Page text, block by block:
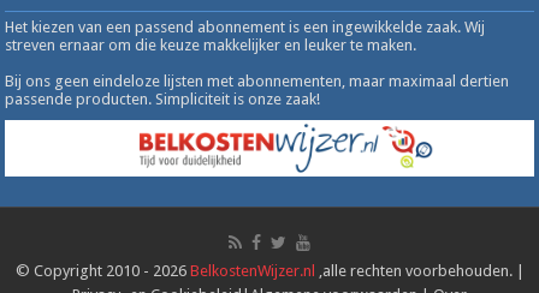
Het kiezen van een passend abonnement is een ingewikkelde zaak. Wij
streven ernaar om die keuze makkelijker en leuker te maken.
Bij ons geen eindeloze lijsten met abonnementen, maar maximaal dertien
passende producten. Simpliciteit is onze zaak!
© Copyright 2010 - 2026 BelkostenWijzer.nl
,alle rechten voorbehouden. |